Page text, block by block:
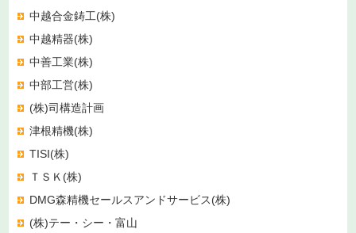
中越合金鋳工(株)
中越精器(株)
中善工業(株)
中部工営(株)
(株)司構造計画
津根精機(株)
TISI(株)
ＴＳＫ(株)
DMG森精機セールスアンドサービス(株)
(株)テー・シー・富山